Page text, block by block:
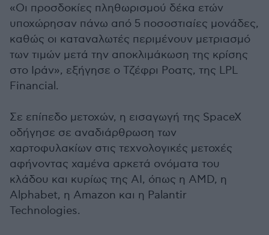
«Οι προσδοκίες πληθωρισμού δέκα ετών
υποχώρησαν πάνω από 5 ποσοστιαίες μονάδες,
καθώς οι καταναλωτές περιμένουν μετριασμό
των τιμών μετά την αποκλιμάκωση της κρίσης
στο Ιράν», εξήγησε ο Τζέφρι Ροατς, της LPL
Financial.
Σε επίπεδο μετοχών, η εισαγωγή της SpaceX
οδήγησε σε αναδιάρθρωση των
χαρτοφυλακίων στις τεχνολογικές μετοχές
αφήνοντας χαμένα αρκετά ονόματα του
κλάδου και κυρίως της ΑΙ, όπως η AMD, η
Alphabet, η Amazon και η Palantir
Technologies.